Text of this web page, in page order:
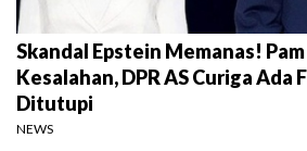
Skandal Epstein Memanas!
Kesalahan, DPR AS Curiga Ada
Ditutupi
NEWS